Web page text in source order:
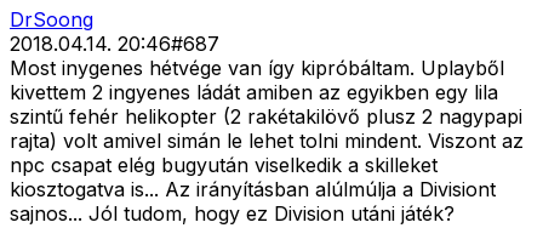
DrSoong
2018.04.14. 20:46#687
Most inygenes hétvége van így kipróbáltam. Uplayből
kivettem 2 ingyenes ládát amiben az egyikben egy lila
szintű fehér helikopter (2 rakétakilövő plusz 2 nagypapi
rajta) volt amivel simán le lehet tolni mindent. Viszont az
npc csapat elég bugyután viselkedik a skilleket
kiosztogatva is... Az irányításban alúlmúlja a Divisiont
sajnos... Jól tudom, hogy ez Division utáni játék?